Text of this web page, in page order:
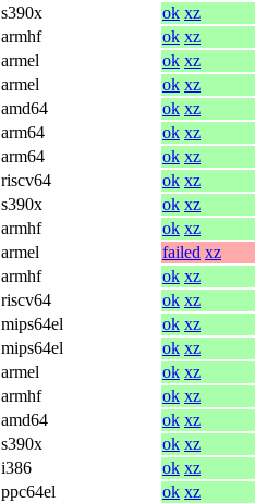
s390x ok xz
armhf ok xz
armel ok xz
armel ok xz
amd64 ok xz
arm64 ok xz
arm64 ok xz
riscv64 ok xz
s390x ok xz
armhf ok xz
armel failed xz
armhf ok xz
riscv64 ok xz
mips64el ok xz
mips64el ok xz
armel ok xz
armhf ok xz
amd64 ok xz
s390x ok xz
i386 ok xz
ppc64el ok xz